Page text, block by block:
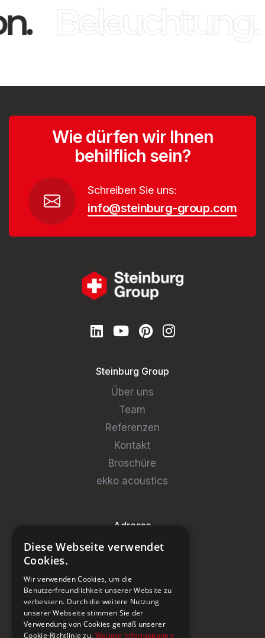
Beleuchtung.
Wie dürfen wir Ihnen
behilflich sein?
Schreiben Sie uns:
info@steinburg-group.com
Steinburg Group
Über uns
Team
Referenzen
Kontakt
Broschüre
ekko acoustics
Adresse
Steinburg Group GmbH
CH-5466 Kaiserstuhl
+41 43 433 00 25
Diese Webseite verwendet
Cookies.
Wir verwenden Cookies, um die
Benutzerfreundlichkeit unserer Website zu
verbessern. Durch die weitere Nutzung
unserer Webseite stimmen Sie der
Verwendung von Cookies gemäß unserer
Cookie-Richtlinie zu. Weitere Informationen